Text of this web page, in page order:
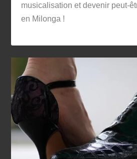
musicalisation et devenir peut-
en Milonga !